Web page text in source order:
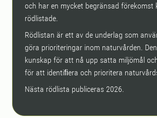
och har en mycket begränsad förekomst
rödlistade.
Rödlistan är ett av de underlag som
göra prioriteringar inom naturvården.
kunskap för att nå upp satta miljömål
för att identiﬁera och prioritera
Nästa rödlista publiceras 2026.